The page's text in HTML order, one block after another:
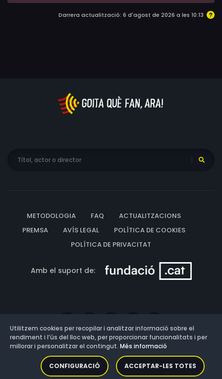
Darrera actualització: 6 d'agost de 2026 a les 10:13
METODOLOGIA FAQ
ACTUALITZACIONS
PREMSA
AVÍS LEGAL
POLÍTICA DE COOKIES
POLÍTICA DE PRIVACITAT
Amb el suport de:
Versió: 3.13.0.202607011342
Utilitzem cookies per recopilar i analitzar informació sobre el
rendiment i l’ús del lloc web, per proporcionar funcionalitats i per
millorar i personalitzar el contingut. Més informació
CONFIGURACIÓ ACCEPTAR-LES TOTES